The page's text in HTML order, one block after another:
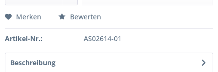
Merken Bewerten
Artikel-Nr.: AS02614-01
Beschreibung